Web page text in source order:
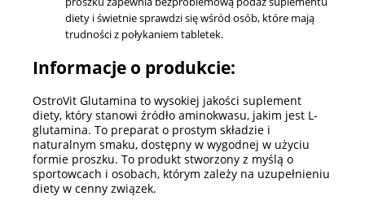
diety i świetnie sprawdzi się wśród osób, które mają
trudności z połykaniem tabletek.
Informacje o produkcie:
OstroVit Glutamina to wysokiej jakości suplement
diety, który stanowi źródło aminokwasu, jakim jest L-
glutamina. To preparat o prostym składzie i
naturalnym smaku, dostępny w wygodnej w użyciu
formie proszku. To produkt stworzony z myślą o
sportowcach i osobach, którym zależy na uzupełnieniu
diety w cenny związek.